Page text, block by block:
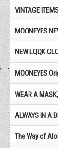
VINTAGE
MOONEYES
NEW LQQK
MOONEYES
WEAR A
ALWAYS IN A
The Way of